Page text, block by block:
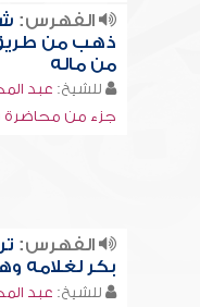
الفهرس:
ذهب من طريق
من ماله
للشيخ: عبد
جزء من محاضرة (
الفهرس:
بكر لغلامه
للشيخ: عبد